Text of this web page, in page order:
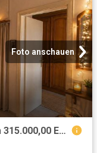
Foto anschauen
Wohnung zum Kaufen in Mannheim 315.000,00 EUR 79.54 m²